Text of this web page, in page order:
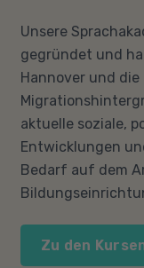
Unsere
gegründet und
Hannover und
aktuelle soziale,
Entwicklungen
Bedarf auf dem
Zu den